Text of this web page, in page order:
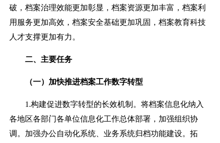
破，档案治理效能更加彰显，档案资源更加丰富，档案利
用服务更加高效，档案安全基础更加巩固，档案教育科技
人才支撑更加有力。
二、主要任务
（一）加快推进档案工作数字转型
1.构建促进数字转型的长效机制。将档案信息化纳入
各地区各部门各单位信息化工作总体部署，加强组织协
调。加强办公自动化系统、业务系统归档功能建设。拓